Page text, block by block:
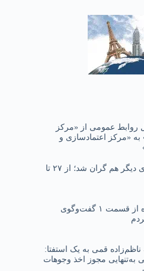
روابط عمومی از «مرکز
به «مرکز اعتمادسازی و
چند قلم داروی دیگر هم گران شد؛ از ۲۷ تا
۶ نکته‌ی کوتاه از قسمت ۱ گفت‌وگوی
ناظم‌زاده قمی به یک استفتا:
به‌تنهایی مجوز اخذ وجوهات